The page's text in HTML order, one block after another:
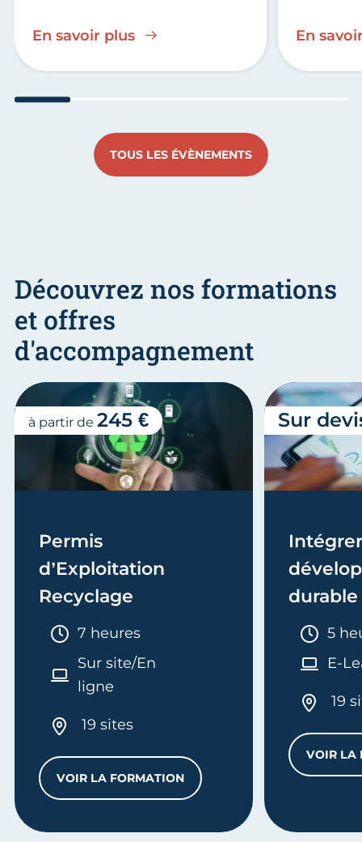
En savoir plus En
TOUS LES ÉVÈNEMENTS
Découvrez nos formations
et offres
d'accompagnement
Permis
d’Exploitation
Recyclage
Durée :
7 heures
Sur site/En
ligne
19 sites
VOIR LA FORMATIONPERMIS D’EXPLOITATION RECYCLAGE
à partir de 245 €
durable
5
E-
19
VOIR LA
Sur